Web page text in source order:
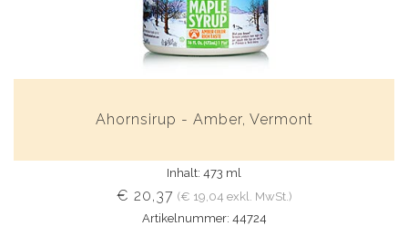
Ahornsirup - Amber, Vermont
Inhalt: 473 ml
€ 20,37 (€ 19,04 exkl. MwSt.)
Artikelnummer: 44724